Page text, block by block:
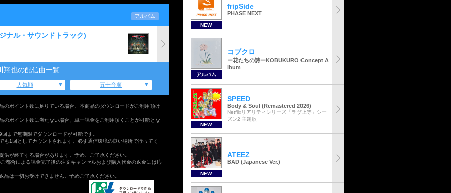
アルバム
ナル・サウンドトラック)
翔也の配信曲一覧
人気順 五十音順
ポイント数に足りている場合、本商品のダウンロードがご利用頂け
ポイント数に満たない場合、単一課金をご利用頂くことが可能とな
まで無期限でダウンロードが可能です。
1回としてカウントされます。必ず通信環境の良い場所で行ってく
が終了する場合があります。予め、ご了承ください。
都合による課金完了後の注文キャンセルおよび購入代金の返金には応
は一切お受けできません。予めご了承ください。
NEW
fripSide
PHASE NEXT
アルバム
コブクロ
ー花たちの詩ーKOBUKURO Concept A
lbum
NEW
SPEED
Body & Soul (Remastered 2026)
Netflixリアリティシリーズ「ラヴ上等」シー
ズン2 主題歌
NEW
ATEEZ
BAD (Japanese Ver.)